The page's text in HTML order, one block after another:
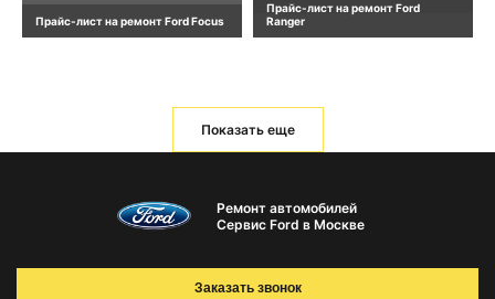
Прайс-лист на ремонт Ford Focus
Прайс-лист на ремонт Ford
Ranger
Показать еще
Ремонт автомобилей
Сервис Ford в Москве
Заказать звонок